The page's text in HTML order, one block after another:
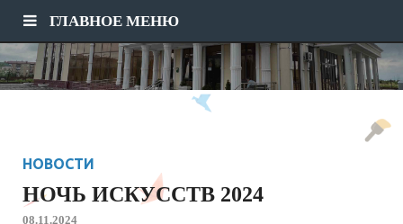
ГЛАВНОЕ МЕНЮ
НОВОСТИ
НОЧЬ ИСКУССТВ 2024
08.11.2024